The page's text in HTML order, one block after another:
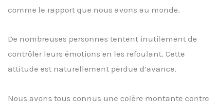
comme le rapport que nous avons au monde.
De nombreuses personnes tentent inutilement de
contrôler leurs émotions en les refoulant. Cette
attitude est naturellement perdue d’avance.
Nous avons tous connus une colère montante contre